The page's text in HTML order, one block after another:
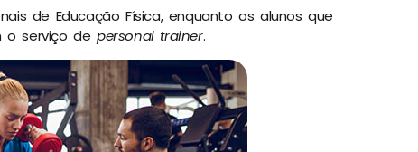
de Educação Física, enquanto os alunos que
o serviço depersonal trainer.